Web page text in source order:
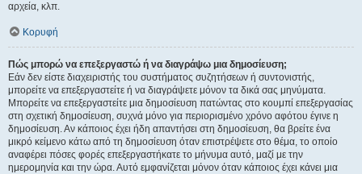
αρχεία, κλπ.
Κορυφή
Πώς μπορώ να επεξεργαστώ ή να διαγράψω μια δημοσίευση;
Εάν δεν είστε διαχειριστής του συστήματος συζητήσεων ή συντονιστής,
μπορείτε να επεξεργαστείτε ή να διαγράψετε μόνον τα δικά σας μηνύματα.
Μπορείτε να επεξεργαστείτε μια δημοσίευση πατώντας στο κουμπί επεξεργασίας
στη σχετική δημοσίευση, συχνά μόνο για περιορισμένο χρόνο αφότου έγινε η
δημοσίευση. Αν κάποιος έχει ήδη απαντήσει στη δημοσίευση, θα βρείτε ένα
μικρό κείμενο κάτω από τη δημοσίευση όταν επιστρέψετε στο θέμα, το οποίο
αναφέρει πόσες φορές επεξεργαστήκατε το μήνυμα αυτό, μαζί με την
ημερομηνία και την ώρα. Αυτό εμφανίζεται μόνον όταν κάποιος έχει κάνει μια